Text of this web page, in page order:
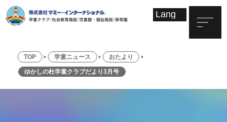
TOP 学童ニュース おたより
ゆかしの杜学童クラブだより3月号